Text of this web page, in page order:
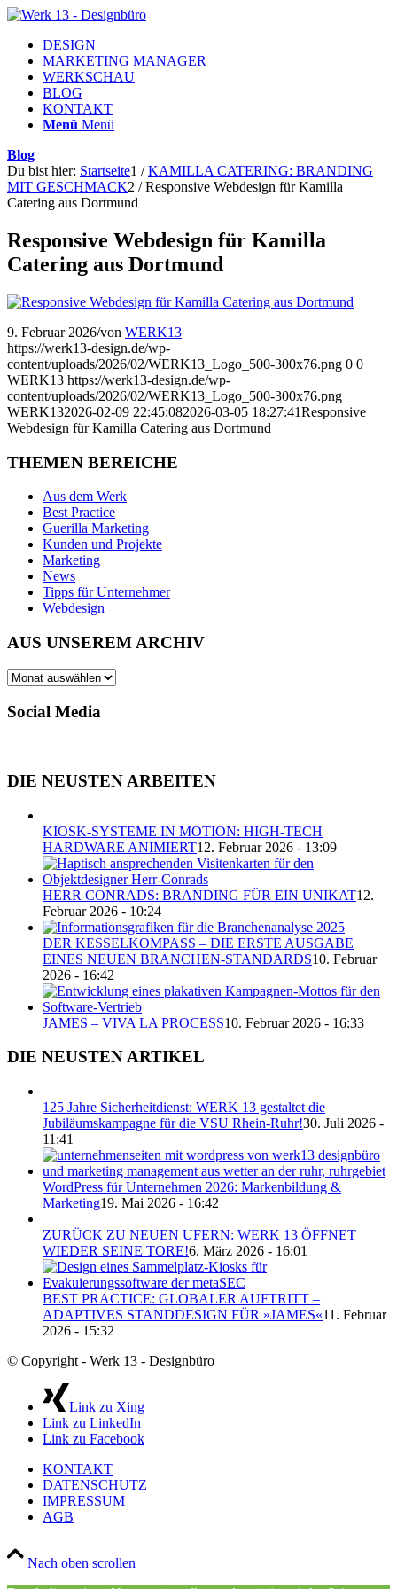
DESIGN
MARKETING MANAGER
WERKSCHAU
BLOG
KONTAKT
Menü Menü
Blog
Du bist hier: Startseite1 / KAMILLA CATERING: BRANDING
MIT GESCHMACK2 / Responsive Webdesign für Kamilla
Catering aus Dortmund
Responsive Webdesign für Kamilla
Catering aus Dortmund
9. Februar 2026/von WERK13
https://werk13-design.de/wp-
content/uploads/2026/02/WERK13_Logo_500-300x76.png 0 0
WERK13 https://werk13-design.de/wp-
content/uploads/2026/02/WERK13_Logo_500-300x76.png
WERK132026-02-09 22:45:082026-03-05 18:27:41Responsive
Webdesign für Kamilla Catering aus Dortmund
THEMEN BEREICHE
Aus dem Werk
Best Practice
Guerilla Marketing
Kunden und Projekte
Marketing
News
Tipps für Unternehmer
Webdesign
AUS UNSEREM ARCHIV
AUS
ARCHIV
Social Media
DIE NEUSTEN ARBEITEN
KIOSK-SYSTEME IN MOTION: HIGH-TECH
HARDWARE ANIMIERT12. Februar 2026 - 13:09
HERR CONRADS: BRANDING FÜR EIN UNIKAT12.
Februar 2026 - 10:24
DER KESSELKOMPASS – DIE ERSTE AUSGABE
EINES NEUEN BRANCHEN-STANDARDS10. Februar
2026 - 16:42
JAMES – VIVA LA PROCESS10. Februar 2026 - 16:33
DIE NEUSTEN ARTIKEL
125 Jahre Sicherheitdienst: WERK 13 gestaltet die
Jubiläumskampagne für die VSU Rhein-Ruhr!30. Juli 2026 -
11:41
WordPress für Unternehmen 2026: Markenbildung &
Marketing19. Mai 2026 - 16:42
ZURÜCK ZU NEUEN UFERN: WERK 13 ÖFFNET
WIEDER SEINE TORE!6. März 2026 - 16:01
BEST PRACTICE: GLOBALER AUFTRITT –
ADAPTIVES STANDDESIGN FÜR »JAMES«11. Februar
2026 - 15:32
© Copyright - Werk 13 - Designbüro
Link zu Xing
Link zu LinkedIn
Link zu Facebook
KONTAKT
DATENSCHUTZ
IMPRESSUM
AGB
Nach oben scrollen